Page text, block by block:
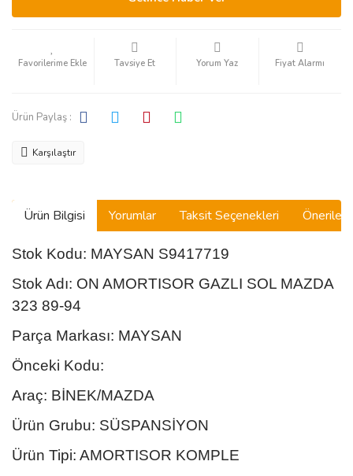
Tavsiye Et Yorum Yaz Fiyat Alarmı
Ürün Paylaş :
Karşılaştır
Ürün Bilgisi Yorumlar Taksit Seçenekleri
Stok Kodu: MAYSAN S9417719
Stok Adı: ON AMORTISOR GAZLI SOL MAZDA
323 89-94
Parça Markası: MAYSAN
Önceki Kodu:
Araç: BİNEK/MAZDA
Ürün Grubu: SÜSPANSİYON
Ürün Tipi: AMORTISOR KOMPLE